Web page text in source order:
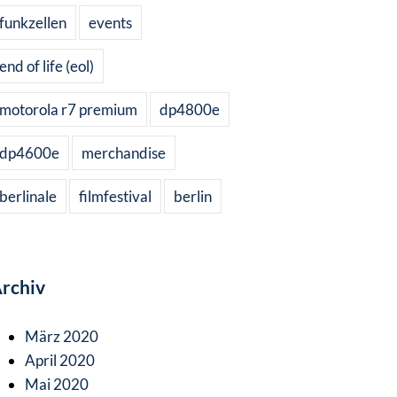
funkzellen events
end of life (eol)
motorola r7 premium dp4800e
dp4600e merchandise
berlinale filmfestival berlin
März 2020
April 2020
Mai 2020